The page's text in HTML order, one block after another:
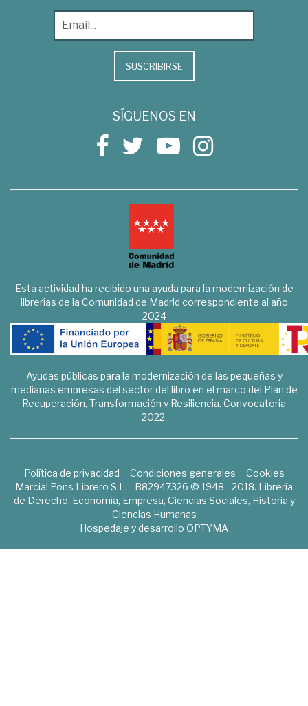
SUSCRIBIRSE
SÍGUENOS EN
Esta actividad ha recibido una ayuda para la modernización de
librerías de la Comunidad de Madrid correspondiente al año
2024
Ayudas públicas para la modernización de las pequeñas y
medianas empresas del sector del libro en el marco del Plan de
Recuperación, Transformación y Resiliencia. Convocatoria
2022.
Política de privacidad Condiciones generales
Cookies
Marcial Pons Librero S.L. - B82947326 © 1948 - 2018. Librería
de Derecho, Economía, Empresa, Ciencias Sociales, Historia y
Ciencias Humanas
Hospedaje y desarrollo OPTYMA